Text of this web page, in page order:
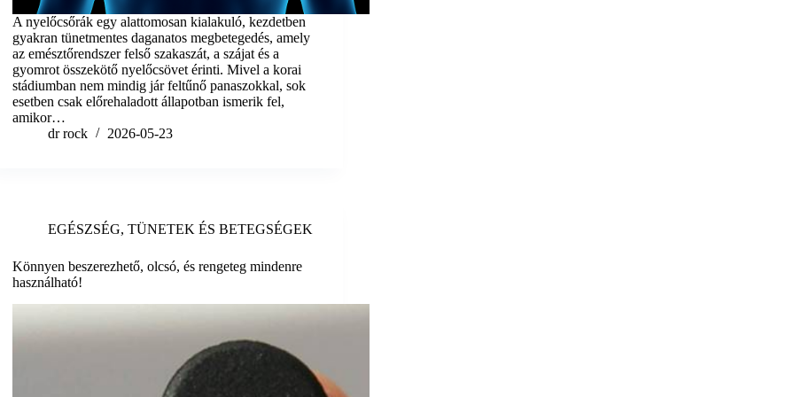
A nyelőcsőrák egy alattomosan kialakuló, kezdetben
gyakran tünetmentes daganatos megbetegedés, amely
az emésztőrendszer felső szakaszát, a szájat és a
gyomrot összekötő nyelőcsövet érinti. Mivel a korai
stádiumban nem mindig jár feltűnő panaszokkal, sok
esetben csak előrehaladott állapotban ismerik fel,
amikor…
dr rock
2026-05-23
EGÉSZSÉG,TÜNETEK ÉS BETEGSÉGEK
Könnyen beszerezhető, olcsó, és rengeteg mindenre
használható!